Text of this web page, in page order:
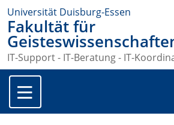
Universität Duisburg-Essen
Fakultät für
IT-Support - IT-Beratung - IT-